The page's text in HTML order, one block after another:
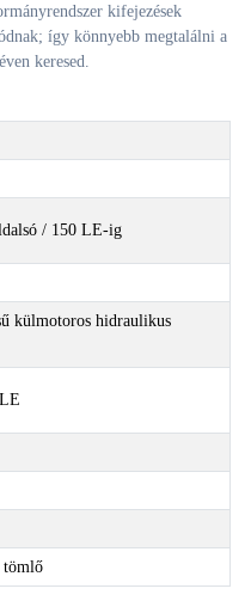
kifejezések
így könnyebb megtalálni a
keresed.
/ 150 LE-ig
külmotoros hidraulikus
tömlő